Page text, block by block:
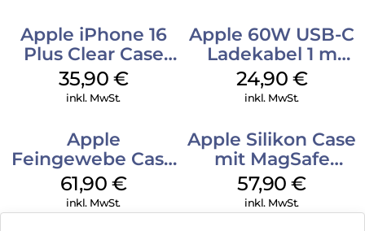
Apple iPhone 16
Plus Clear Case
MagSafe
Transparent
35,90 €
inkl. MwSt.
Apple 60W USB-C
Ladekabel 1 m
Weiß
24,90 €
inkl. MwSt.
Apple
Feingewebe Case
iPhone 15 Pro
MagSafe Schwarz
61,90 €
inkl. MwSt.
Apple Silikon Case
mit MagSafe
iPhone 14 Pro
(PRODUCT)RED
57,90€
inkl. MwSt.